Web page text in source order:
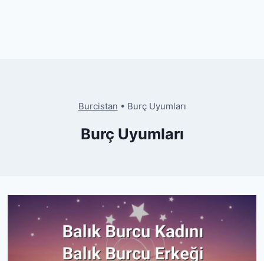
Burcistan • Burç Uyumları
Burç Uyumları